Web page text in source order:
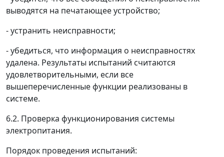
выводятся на печатающее устройство;
- устранить неисправности;
- убедиться, что информация о неисправностях
удалена. Результаты испытаний считаются
удовлетворительными, если все
вышеперечисленные функции реализованы в
системе.
6.2. Проверка функционирования системы
электропитания.
Порядок проведения испытаний: